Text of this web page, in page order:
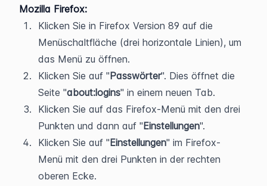
Mozilla Firefox:
Klicken Sie in Firefox Version 89 auf die
Menüschaltfläche (drei horizontale Linien), um
das Menü zu öffnen.
Klicken Sie auf "Passwörter". Dies öffnet die
Seite "about:logins" in einem neuen Tab.
Klicken Sie auf das Firefox-Menü mit den drei
Punkten und dann auf "Einstellungen".
Klicken Sie auf "Einstellungen" im Firefox-
Menü mit den drei Punkten in der rechten
oberen Ecke.